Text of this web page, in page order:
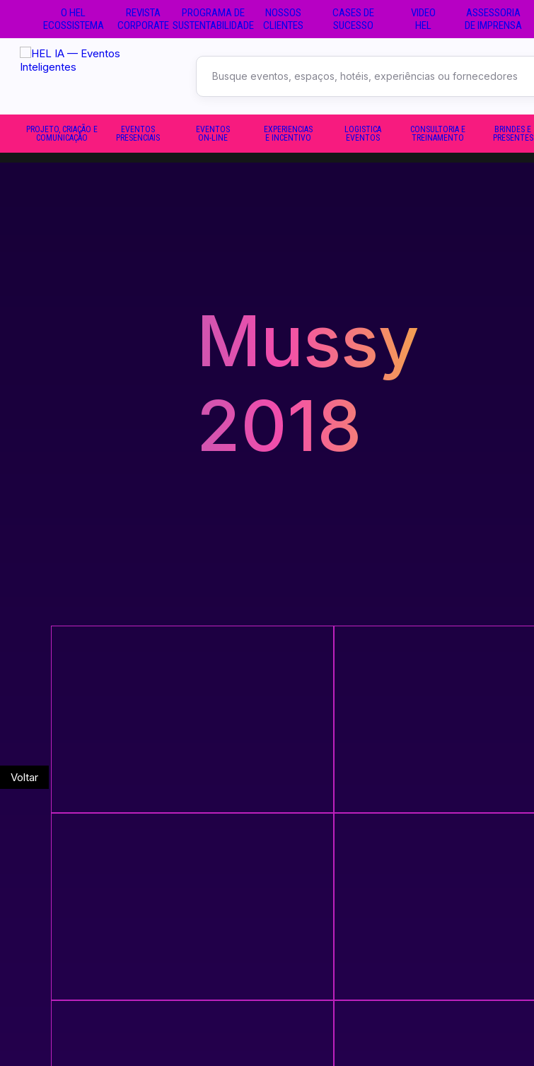
O HEL
ECOSSISTEMA
REVISTA
CORPORATE
PROGRAMA DE
SUSTENTABILIDADE
NOSSOS
CLIENTES
CASES DE
SUCESSO
VIDEO
HEL
ASSESSORIA
DE IMPRENSA
PROJETO, CRIAÇÃO E
COMUNICAÇÃO
EVENTOS
PRESENCIAIS
EVENTOS
ON-LINE
EXPERIENCIAS
E INCENTIVO
LOGISTICA
EVENTOS
CONSULTORIA E
TREINAMENTO
BRINDES E
PRESENTES
Mussy
2018
Voltar